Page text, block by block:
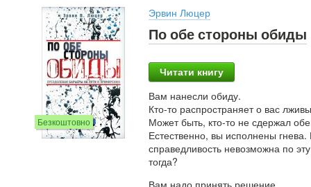
Безкоштовно
Эрвин Люцер
По обе стороны обиды
Читати книгу
Вам нанесли обиду.
Кто-то распространяет о вас
Может быть, кто-то не сдержал
Естественно, вы исполнены
справедливость невозможна по
тогда?